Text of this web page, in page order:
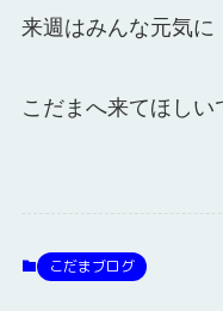
来週はみんな元気に
こだまへ来てほし
こだまブログ